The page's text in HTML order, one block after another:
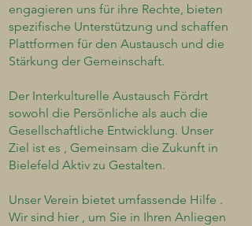
engagieren uns für ihre Rechte, bieten
spezifische Unterstützung und schaffen
Plattformen für den Austausch und die
Stärkung der Gemeinschaft.
Der Interkulturelle Austausch Fördrt
sowohl die Persönliche als auch die
Gesellschaftliche Entwicklung. Unser
Ziel ist es , Gemeinsam die Zukunft in
Bielefeld Aktiv zu Gestalten.
Unser Verein bietet umfassende Hilfe .
Wir sind hier , um Sie in Ihren Anliegen